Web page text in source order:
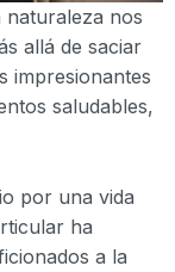
naturaleza nos
allá de saciar
impresionantes
saludables,
por una vida
ha
a la